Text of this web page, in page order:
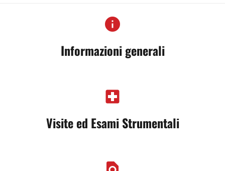
info
Informazioni generali
local_hospital
Visite ed Esami Strumentali